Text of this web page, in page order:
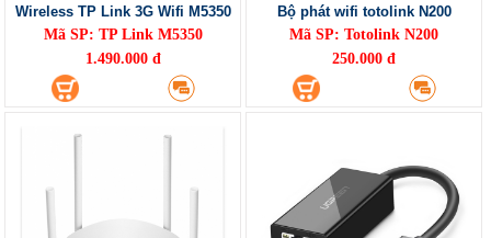
Wireless TP Link 3G Wifi M5350
Mã SP: TP Link M5350
1.490.000 đ
Bộ phát wifi totolink N200
Mã SP: Totolink N200
250.000 đ